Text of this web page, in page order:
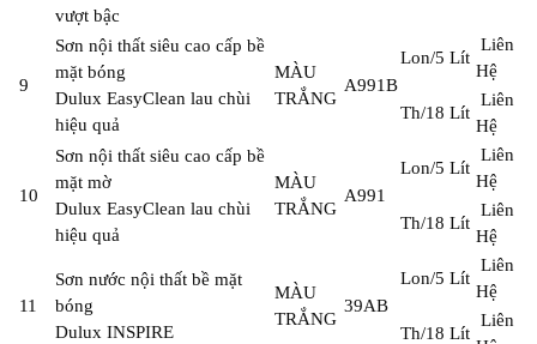
vượt bậc
9
Sơn nội thất siêu cao cấp bề
mặt bóng
Dulux EasyClean lau chùi
hiệu quả
MÀU
TRẮNG
A991B
Lon/5 Lít
Liên
Hệ
Th/18 Lít
Liên
Hệ
10
Sơn nội thất siêu cao cấp bề
mặt mờ
Dulux EasyClean lau chùi
hiệu quả
MÀU
TRẮNG
A991
Lon/5 Lít
Liên
Hệ
Th/18 Lít
Liên
Hệ
11
Sơn nước nội thất bề mặt
bóng
Dulux INSPIRE
MÀU
TRẮNG
39AB
Lon/5 Lít
Liên
Hệ
Th/18 Lít
Liên